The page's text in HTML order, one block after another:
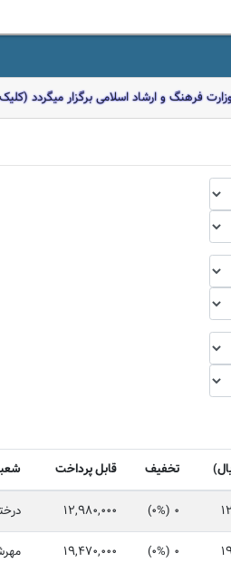
فرهنگ و ارشاد اسلامی برگزار میگردد
تخفیف قابل پرداخت
0 (0%)
12,980,000
0 (0%)
19,470,000